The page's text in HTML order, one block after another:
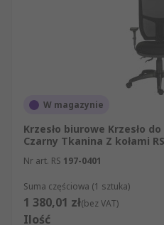
000 produktów dostępnych
także błyskawiczną
Państwo naszą stronę
Państwo, że została
proces składania
prosty i klarowny.
W magazynie
Krzesło biurowe Krzesło
Czarny Tkanina Z kołami
Nr art. RS 197-0401
Suma częściowa (1 sztuka)
1 380,01 zł(bez VAT)
Ilość